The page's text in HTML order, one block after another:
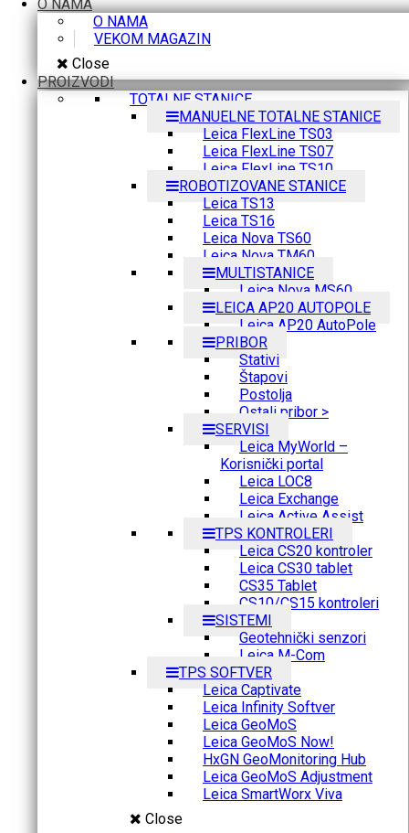
O NAMA
O NAMA
VEKOM MAGAZIN
Close
PROIZVODI
TOTALNE STANICE
MANUELNE TOTALNE STANICE
Leica FlexLine TS03
Leica FlexLine TS07
Leica FlexLine TS10
ROBOTIZOVANE STANICE
Leica TS13
Leica TS16
Leica Nova TS60
Leica Nova TM60
MULTISTANICE
Leica Nova MS60
LEICA AP20 AUTOPOLE
Leica AP20 AutoPole
PRIBOR
Stativi
Štapovi
Postolja
Ostali pribor >
SERVISI
Leica MyWorld –
Korisnički portal
Leica LOC8
Leica Exchange
Leica Active Assist
TPS KONTROLERI
Leica CS20 kontroler
Leica CS30 tablet
CS35 Tablet
CS10/CS15 kontroleri
SISTEMI
Geotehnički senzori
Leica M-Com
TPS SOFTVER
Leica Captivate
Leica Infinity Softver
Leica GeoMoS
Leica GeoMoS Now!
HxGN GeoMonitoring Hub
Leica GeoMoS Adjustment
Leica SmartWorx Viva
Close